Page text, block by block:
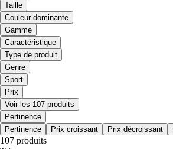
Taille
Couleur dominante
Gamme
Caractéristique
Type de produit
Genre
Sport
Prix
Voir les 107 produits
Pertinence
Pertinence
Prix croissant Prix décroissant
107 produits